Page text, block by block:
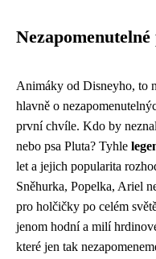
Animáky od Disneyho, to
hlavně o
první chvíle. Kdo by
nebo psa Pluta? Tyhle
let a jejich popularita
Sněhurka, Popelka, Ariel
pro holčičky po celém
jenom hodní a milí
které jen tak